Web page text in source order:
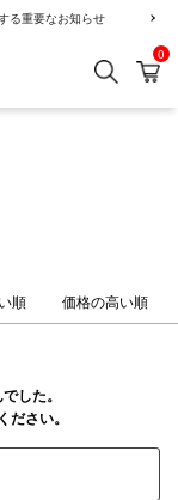
る重要なお知らせ
検索 カ
0
順 価格の高い順
した。
さい。